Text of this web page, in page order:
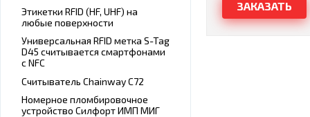
Этикетки RFID (HF, UHF) на
любые поверхности
Универсальная RFID метка S-Tag
D45 считывается смартфонами
с NFC
Считыватель Chainway C72
Номерное пломбировочное
устройство Силфорт ИМП МИГ